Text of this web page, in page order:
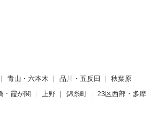
青山・六本木 品川・五反田
秋葉原
・霞が関 上野 錦糸町 23区西部・多摩